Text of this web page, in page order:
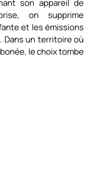
son appareil de
on supprime
et les émissions
Dans un territoire où
le choix tombe